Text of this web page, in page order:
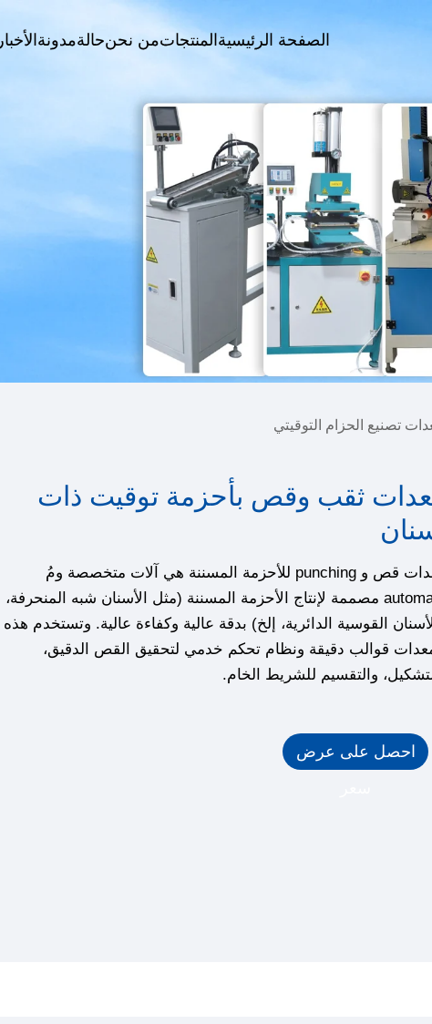
الصفحة الرئيسية المنتجاتمن نحنحالةمدونة الأخبار
تصنيع الحزام التوقيتي
ثقب وقص بأحزمة توقيت ذات
معدات قص و punching للأحزمة المسننة هي آلات متخصصة ومُ
automate مصممة لإنتاج الأحزمة المسننة (مثل الأسنان شبه المنحرفة،
القوسية الدائرية، إلخ) بدقة عالية وكفاءة عالية. وتستخدم هذه
قوالب دقيقة ونظام تحكم خدمي لتحقيق القص الدقيق،
والتقسيم للشريط الخام.
احصل على عرض